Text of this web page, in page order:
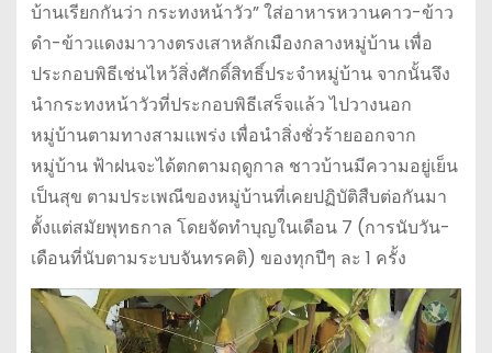
บ้านเรียกกันว่า กระทงหน้าวัว” ใส่อาหารหวานคาว-ข้าว
ดำ-ข้าวแดงมาวางตรงเสาหลักเมืองกลางหมู่บ้าน เพื่อ
ประกอบพิธีเช่นไหว้สิ่งศักดิ์สิทธิ์ประจำหมู่บ้าน จากนั้นจึง
นำกระทงหน้าวัวที่ประกอบพิธีเสร็จแล้ว ไปวางนอก
หมู่บ้านตามทางสามแพร่ง เพื่อนำสิ่งชั่วร้ายออกจาก
หมู่บ้าน ฟ้าฝนจะได้ตกตามฤดูกาล ชาวบ้านมีความอยู่เย็น
เป็นสุข ตามประเพณีของหมู่บ้านที่เคยปฏิบัติสืบต่อกันมา
ตั้งแต่สมัยพุทธกาล โดยจัดทำบุญในเดือน 7 (การนับวัน-
เดือนที่นับตามระบบจันทรคติ) ของทุกปีๆ ละ 1 ครั้ง